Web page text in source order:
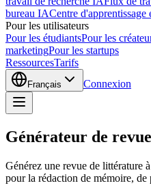
bureau IACentre d'apprentissage
Pour les utilisateurs
Pour les étudiantsPour les
marketingPour les startups
RessourcesTarifs
Français Connexion
Générateur de
Générez une revue de littérature
pour la rédaction de mémoire, de